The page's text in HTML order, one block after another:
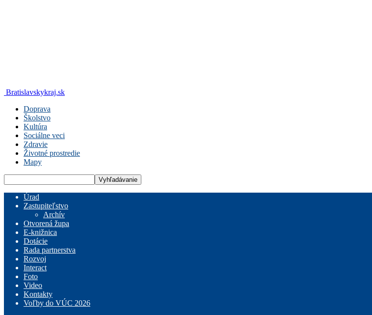
Bratislavskykraj.sk
Doprava
Školstvo
Kultúra
Sociálne veci
Zdravie
Životné prostredie
Mapy
Úrad
Zastupiteľstvo
Archív
Otvorená župa
E-knižnica
Dotácie
Rada partnerstva
Rozvoj
Interact
Foto
Video
Kontakty
Voľby do VÚC 2026